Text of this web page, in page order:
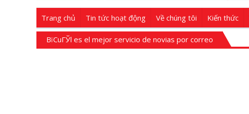
Trang chủ Tin tức hoạt động Về chúng tôi Kiến thức
ВїCuГЎl es el mejor servicio de novias por correo